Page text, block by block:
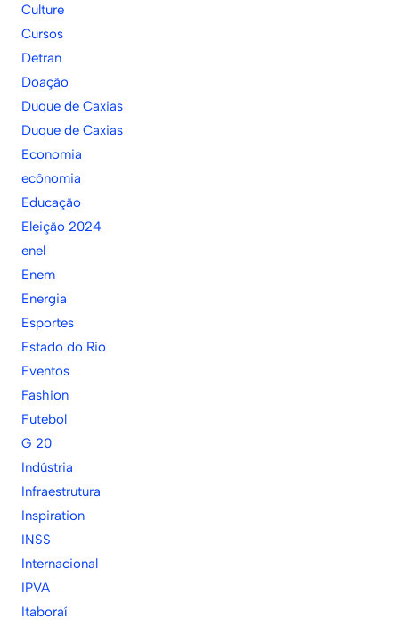
Culture
Cursos
Detran
Doação
Duque de Caxias
Duque de Caxias
Economia
ecônomia
Educação
Eleição 2024
enel
Enem
Energia
Esportes
Estado do Rio
Eventos
Fashion
Futebol
G 20
Indústria
Infraestrutura
Inspiration
INSS
Internacional
IPVA
Itaboraí